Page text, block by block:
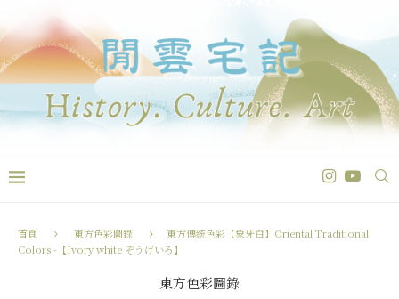
首頁 東方色彩圖錄
東方傳統色彩【象牙白】Oriental Traditional
Colors -【Ivory white ぞうげいろ】
東方色彩圖錄